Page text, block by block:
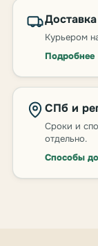
Курьером
Подробнее
СПб и
Сроки и
отдельно.
Способы